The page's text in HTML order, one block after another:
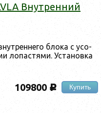
Внут­ренний
бло­ка с усо­
ло­пас­тя­ми. Ус­та­нов­ка
109800 c Купить